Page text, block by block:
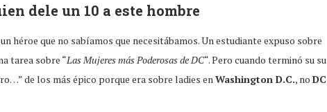
dele un 10 a este hombre
héroe que no sabíamos que necesitábamos. Un estudiante expuso sobre
tarea sobre “Las Mujeres más Poderosas de DC“. Pero cuando terminó su su
de los más épico porque era sobre ladies enWashington D.C., no DC